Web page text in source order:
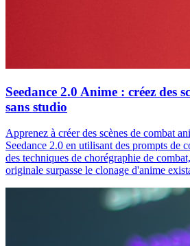
Seedance 2.0 Anime : créez des
sans studio
Apprenez à créer des scènes de combat
Seedance 2.0 en utilisant des prompts de
des techniques de chorégraphie de
originale surpasse le clonage d'anime